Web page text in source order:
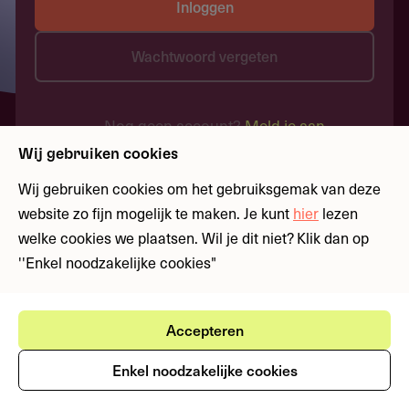
Inloggen
Wachtwoord vergeten
Nog geen account?Meld je aan
Wij gebruiken cookies
Wij gebruiken cookies om het gebruiksgemak van deze
website zo fijn mogelijk te maken. Je kunt hier lezen
welke cookies we plaatsen. Wil je dit niet? Klik dan op
''Enkel noodzakelijke cookies"
Accepteren
Enkel noodzakelijke cookies